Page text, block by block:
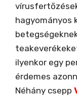
hagyományos
ilyenkor egy
érdemes
Néhány csepp